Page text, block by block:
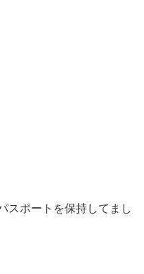
スポートを保持してまし